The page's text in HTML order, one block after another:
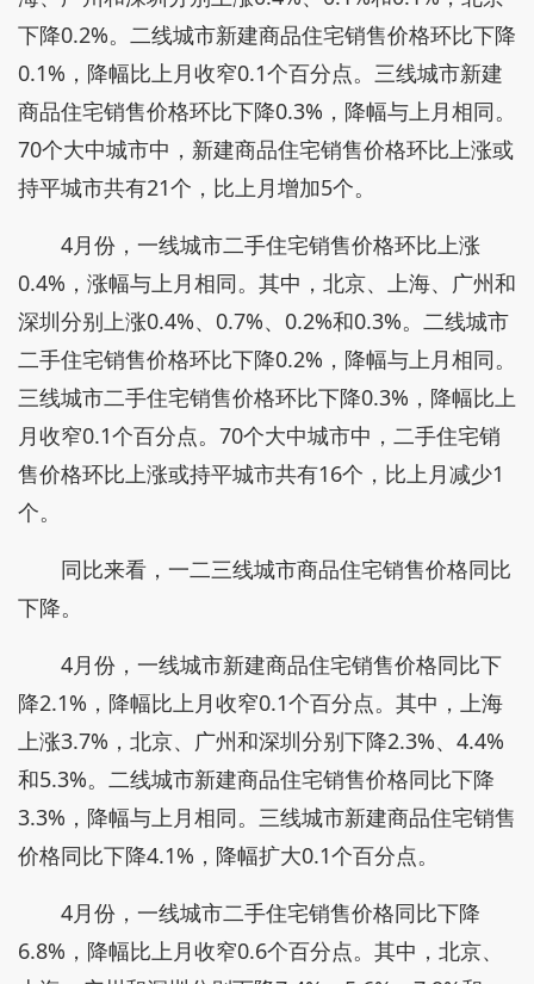
下降0.2%。二线城市新建商品住宅销售价格环比下降
0.1%，降幅比上月收窄0.1个百分点。三线城市新建
商品住宅销售价格环比下降0.3%，降幅与上月相同。
70个大中城市中，新建商品住宅销售价格环比上涨或
持平城市共有21个，比上月增加5个。
4月份，一线城市二手住宅销售价格环比上涨
0.4%，涨幅与上月相同。其中，北京、上海、广州和
深圳分别上涨0.4%、0.7%、0.2%和0.3%。二线城市
二手住宅销售价格环比下降0.2%，降幅与上月相同。
三线城市二手住宅销售价格环比下降0.3%，降幅比上
月收窄0.1个百分点。70个大中城市中，二手住宅销
售价格环比上涨或持平城市共有16个，比上月减少1
个。
同比来看，一二三线城市商品住宅销售价格同比
下降。
4月份，一线城市新建商品住宅销售价格同比下
降2.1%，降幅比上月收窄0.1个百分点。其中，上海
上涨3.7%，北京、广州和深圳分别下降2.3%、4.4%
和5.3%。二线城市新建商品住宅销售价格同比下降
3.3%，降幅与上月相同。三线城市新建商品住宅销售
价格同比下降4.1%，降幅扩大0.1个百分点。
4月份，一线城市二手住宅销售价格同比下降
6.8%，降幅比上月收窄0.6个百分点。其中，北京、